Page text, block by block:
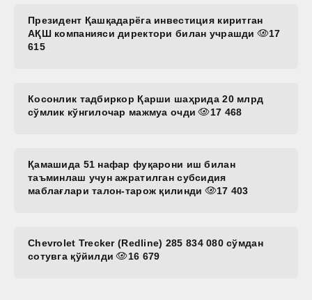
Президент Қашқадарёга инвестиция киритган
АҚШ компанияси директори билан учрашди
17
615
Косонлик тадбиркор Қарши шаҳрида 20 млрд
сўмлик кўнгилочар мажмуа очди
17 468
Қамашида 51 нафар фуқарони иш билан
таъминлаш учун ажратилган субсидия
маблағлари талон-тарож қилинди
17 403
Chevrolet Trecker (Redline) 285 834 080 сўмдан
сотувга қўйилди
16 679